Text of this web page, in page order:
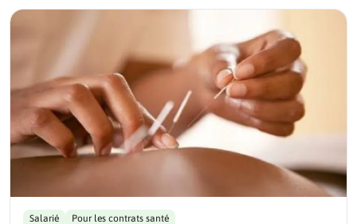
Salarié Pour les contrats santé